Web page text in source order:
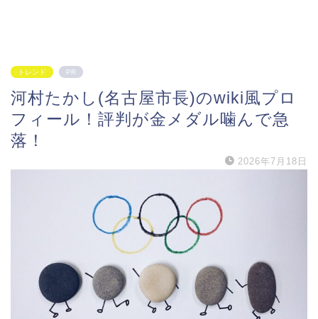
トレンド PR
河村たかし(名古屋市長)のwiki風プロ
フィール！評判が金メダル噛んで急
落！
2026年7月18日